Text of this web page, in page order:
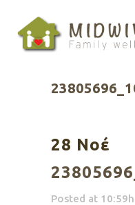
28 Νοέ
Posted at 10:59h